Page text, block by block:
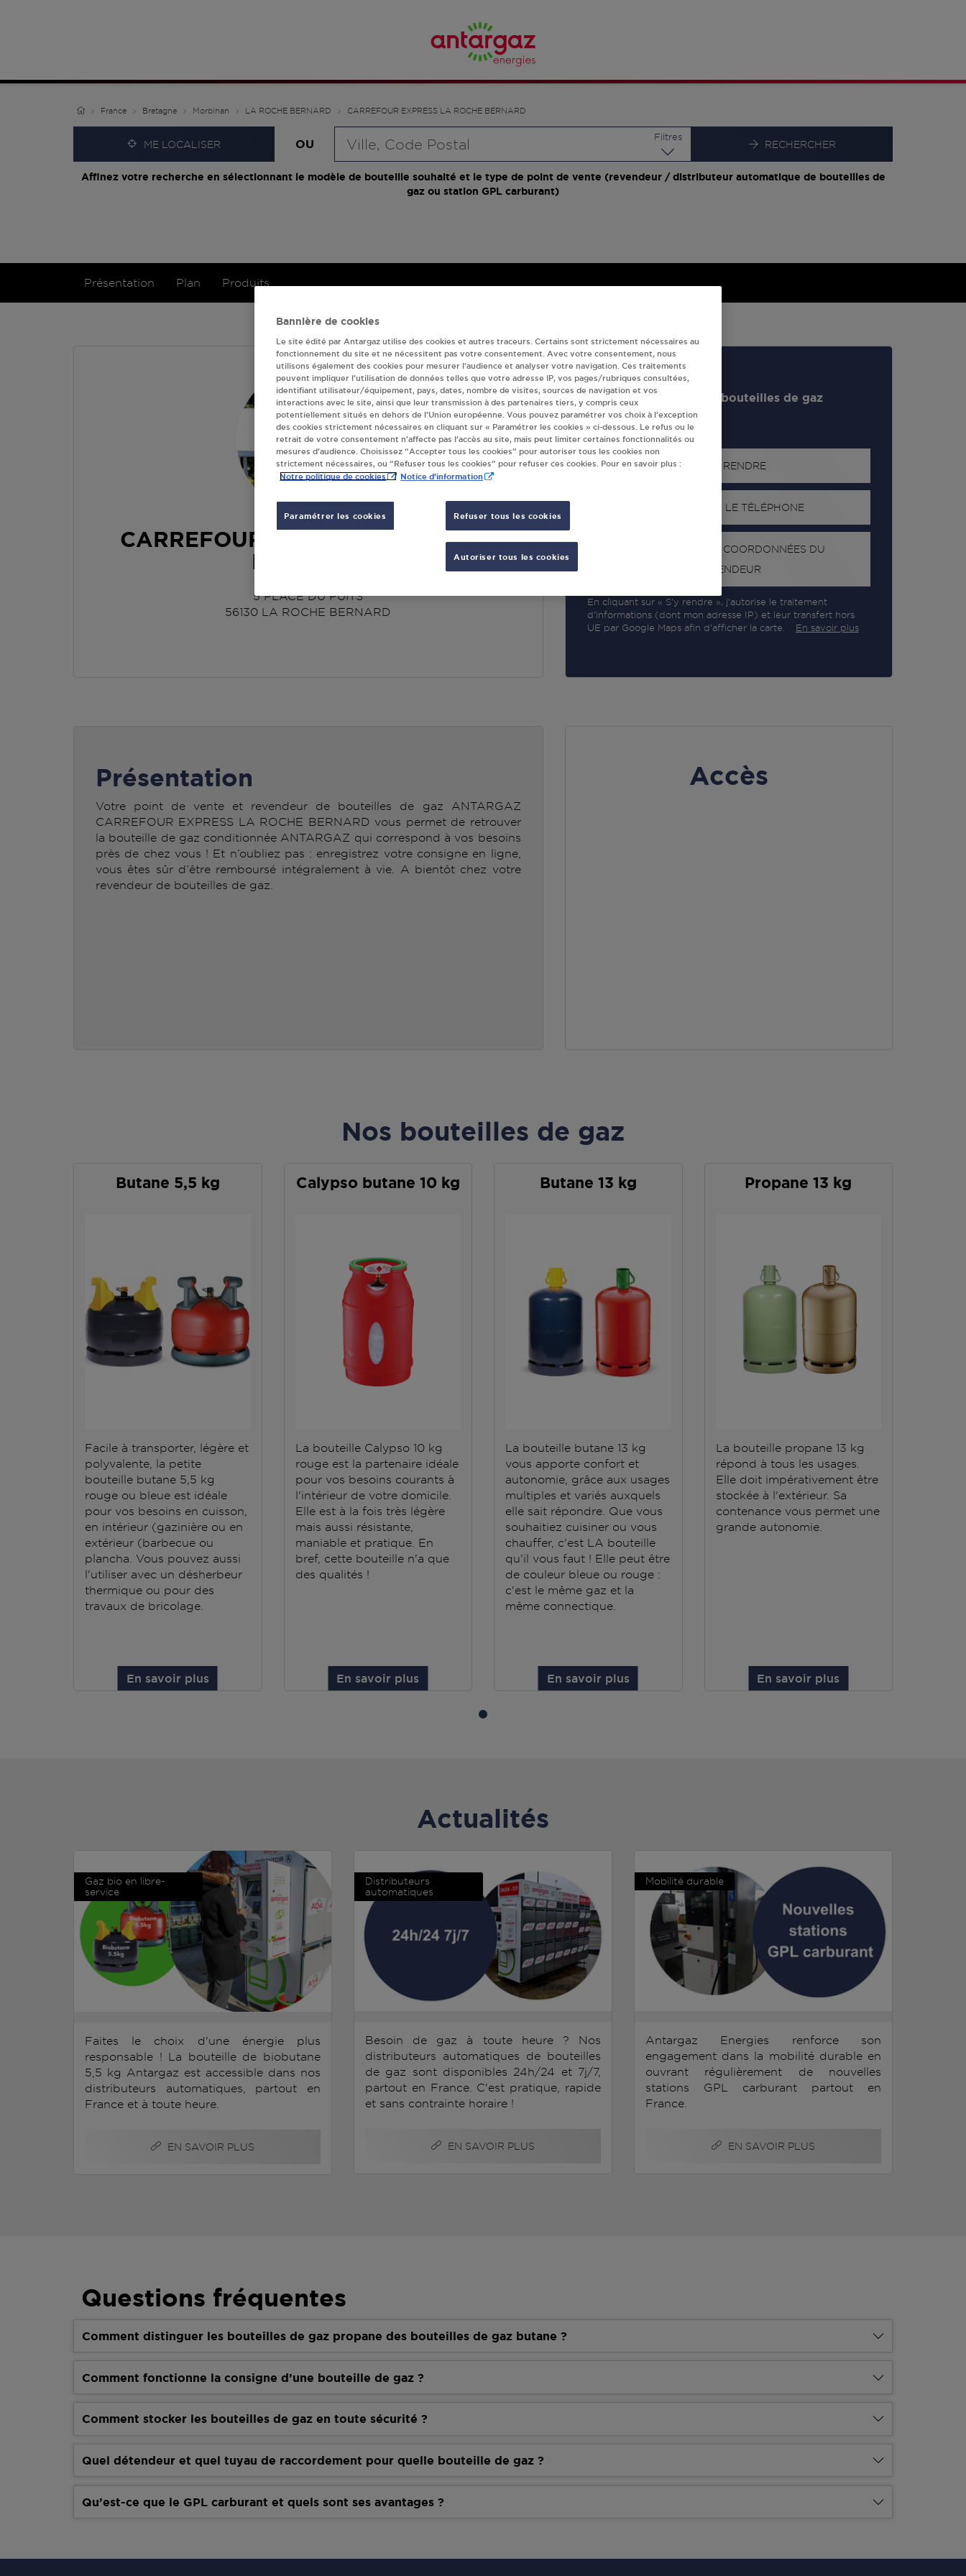
France Bretagne Morbihan LA ROCHE BERNARD CARREFOUR EXPRESS LA ROCHE BERNARD
ME LOCALISER OU
Filtres
RECHERCHER
Affinez votre recherche en sélectionnant le modèle de bouteille souhaité et le type de point de vente (revendeur / distributeur automatique de bouteilles de
gaz ou station GPL carburant)
Présentation Plan Produits
CARREFOUR EXPRESS LA ROCHE
BERNARD
5 PLACE DU PUITS
56130 LA ROCHE BERNARD
Revendeur de bouteilles de gaz
S'Y RENDRE
AFFICHER LE TÉLÉPHONE
RECEVOIR LES COORDONNÉES DU
REVENDEUR
En cliquant sur « S’y rendre », j’autorise le traitement
d’informations (dont mon adresse IP) et leur transfert hors
UE par Google Maps afin d’afficher la carte.
En savoir plus
Accès
Présentation
Votre point de vente et revendeur de bouteilles de gaz ANTARGAZ
CARREFOUR EXPRESS LA ROCHE BERNARD vous permet de retrouver
la bouteille de gaz conditionnée ANTARGAZ qui correspond à vos besoins
près de chez vous ! Et n’oubliez pas : enregistrez votre consigne en ligne,
vous êtes sûr d’être remboursé intégralement à vie. A bientôt chez votre
revendeur de bouteilles de gaz.
Nos bouteilles de gaz
Butane 5,5 kg
Facile à transporter, légère et
polyvalente, la petite
bouteille butane 5,5 kg
rouge ou bleue est idéale
pour vos besoins en cuisson,
en intérieur (gazinière ou en
extérieur (barbecue ou
plancha. Vous pouvez aussi
l'utiliser avec un désherbeur
thermique ou pour des
travaux de bricolage.
En savoir plus
Calypso butane 10 kg
La bouteille Calypso 10 kg
rouge est la partenaire idéale
pour vos besoins courants à
l'intérieur de votre domicile.
Elle est à la fois très légère
mais aussi résistante,
maniable et pratique. En
bref, cette bouteille n'a que
des qualités !
En savoir plus
Butane 13 kg
La bouteille butane 13 kg
vous apporte confort et
autonomie, grâce aux usages
multiples et variés auxquels
elle sait répondre. Que vous
souhaitiez cuisiner ou vous
chauffer, c'est LA bouteille
qu'il vous faut ! Elle peut être
de couleur bleue ou rouge :
c'est le même gaz et la
même connectique.
En savoir plus
Propane 13 kg
La bouteille propane 13 kg
répond à tous les usages.
Elle doit impérativement être
stockée à l'extérieur. Sa
contenance vous permet une
grande autonomie.
En savoir plus
Actualités
Gaz bio en libre-
service
Faites le choix d'une énergie plus
responsable ! La bouteille de biobutane
5,5 kg Antargaz est accessible dans nos
distributeurs automatiques, partout en
France et à toute heure.
EN SAVOIR PLUS
Distributeurs
automatiques
Besoin de gaz à toute heure ? Nos
distributeurs automatiques de bouteilles
de gaz sont disponibles 24h/24 et 7j/7,
partout en France. C'est pratique, rapide
et sans contrainte horaire !
EN SAVOIR PLUS
Mobilité durable
Antargaz Energies renforce son
engagement dans la mobilité durable en
ouvrant régulièrement de nouvelles
stations GPL carburant partout en
France.
EN SAVOIR PLUS
Questions fréquentes
Comment distinguer les bouteilles de gaz propane des bouteilles de gaz butane ?
Comment fonctionne la consigne d’une bouteille de gaz ?
Comment stocker les bouteilles de gaz en toute sécurité ?
Quel détendeur et quel tuyau de raccordement pour quelle bouteille de gaz ?
Qu’est-ce que le GPL carburant et quels sont ses avantages ?
Bannière de cookies
Le site édité par Antargaz utilise des cookies et autres traceurs. Certains sont strictement nécessaires au
fonctionnement du site et ne nécessitent pas votre consentement. Avec votre consentement, nous
utilisons également des cookies pour mesurer l’audience et analyser votre navigation. Ces traitements
peuvent impliquer l’utilisation de données telles que votre adresse IP, vos pages/rubriques consultées,
identifiant utilisateur/équipement, pays, dates, nombre de visites, sources de navigation et vos
interactions avec le site, ainsi que leur transmission à des partenaires tiers, y compris ceux
potentiellement situés en dehors de l’Union européenne. Vous pouvez paramétrer vos choix à l’exception
des cookies strictement nécessaires en cliquant sur « Paramétrer les cookies » ci-dessous. Le refus ou le
retrait de votre consentement n’affecte pas l’accès au site, mais peut limiter certaines fonctionnalités ou
mesures d’audience. Choisissez “Accepter tous les cookies” pour autoriser tous les cookies non
strictement nécessaires, ou “Refuser tous les cookies” pour refuser ces cookies. Pour en savoir plus :
Notre politique de cookies Notice d'information
Paramétrer les cookies Refuser tous les cookies
Autoriser tous les cookies